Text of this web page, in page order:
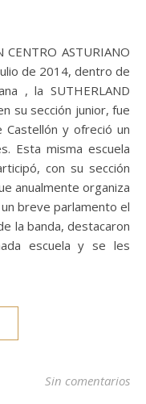
de 2014, dentro de
, la SUTHERLAND
su sección junior, fue
y ofreció un
Esta misma escuela
con su sección
anualmente organiza
breve parlamento el
la banda, destacaron
escuela y se les
Sin comentarios